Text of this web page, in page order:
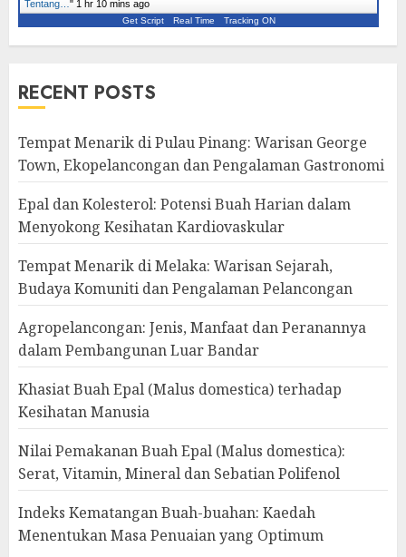
Tentang… " 1 hr 10 mins ago
Get Script Real Time Tracking ON
RECENT POSTS
Tempat Menarik di Pulau Pinang: Warisan George
Town, Ekopelancongan dan Pengalaman Gastronomi
Epal dan Kolesterol: Potensi Buah Harian dalam
Menyokong Kesihatan Kardiovaskular
Tempat Menarik di Melaka: Warisan Sejarah,
Budaya Komuniti dan Pengalaman Pelancongan
Agropelancongan: Jenis, Manfaat dan Peranannya
dalam Pembangunan Luar Bandar
Khasiat Buah Epal (Malus domestica) terhadap
Kesihatan Manusia
Nilai Pemakanan Buah Epal (Malus domestica):
Serat, Vitamin, Mineral dan Sebatian Polifenol
Indeks Kematangan Buah-buahan: Kaedah
Menentukan Masa Penuaian yang Optimum